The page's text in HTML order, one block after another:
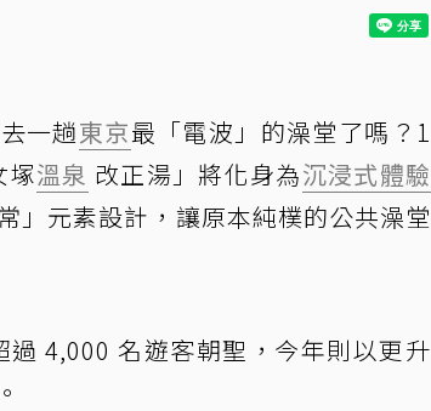
一趟東京最「電波」的澡堂了嗎？1
塚溫泉 改正湯」將化身為沉浸式體驗
」元素設計，讓原本純樸的公共澡堂
4,000 名遊客朝聖，今年則以更升